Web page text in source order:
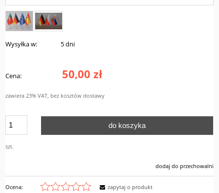
Wysyłka w: 5 dni
Cena: 50,00 zł
zawiera 23% VAT, bez kosztów dostawy
szt.
do koszyka
dodaj do przechowalni
Ocena:
zapytaj o produkt